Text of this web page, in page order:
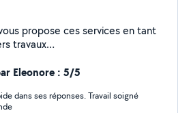
propose ces services en tant
travaux
décennale
Eleonore : 5/5
dans ses réponses. Travail soigné